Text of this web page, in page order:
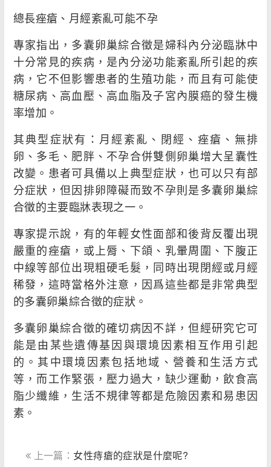
總長痤瘡、月經紊亂可能不孕
專家指出，多囊卵巢綜合徵是婦科內分泌臨牀中
十分常見的疾病，是內分泌功能紊亂所引起的疾
病，它不但影響患者的生殖功能，而且有可能使
糖尿病、高血壓、高血脂及子宮內膜癌的發生機
率增加。
其典型症狀有：月經紊亂、閉經、痤瘡、無排
卵、多毛、肥胖、不孕合併雙側卵巢增大呈囊性
改變。患者可具備以上典型症狀，也可以只有部
分症狀，但因排卵障礙而致不孕則是多囊卵巢綜
合徵的主要臨牀表現之一。
專家提示說，有的年輕女性面部和後背反覆出現
嚴重的痤瘡，或上脣、下頜、乳暈周圍、下腹正
中線等部位出現粗硬毛髮，同時出現閉經或月經
稀發，這時當格外注意，因爲這些都是非常典型
的多囊卵巢綜合徵的症狀。
多囊卵巢綜合徵的確切病因不詳，但經研究它可
能是由某些遺傳基因與環境因素相互作用引起
的。其中環境因素包括地域、營養和生活方式
等，而工作緊張，壓力過大，缺少運動，飲食高
脂少纖維，生活不規律等都是危險因素和易患因
素。
上一篇： 女性痔瘡的症狀是什麼呢?